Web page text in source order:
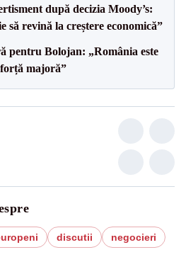
după decizia Moody’s:
să revină la creștere economică”
pentru Bolojan: „România este
majoră”
discutii
negocieri